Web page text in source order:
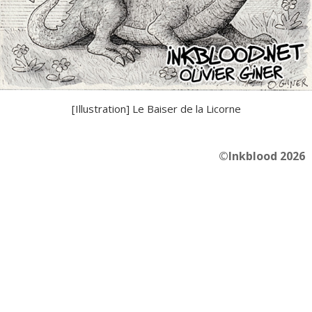
[Illustration] Le Baiser de la Licorne
©Inkblood 2026